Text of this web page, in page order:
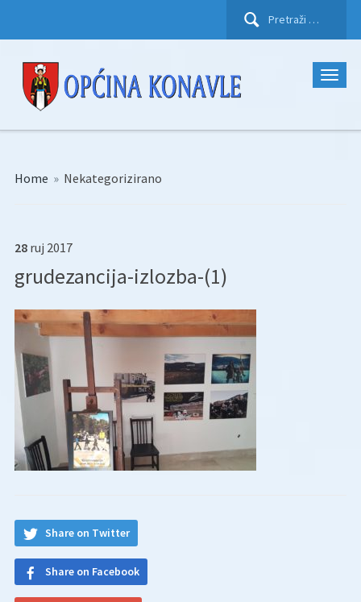
Pretraži:
Home » Nekategorizirano
28 ruj 2017
grudezancija-izlozba-(1)
Share on Twitter
Share on Facebook